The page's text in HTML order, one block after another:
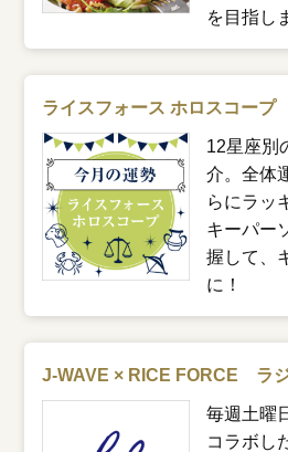
を目指し
ライスフォース ホロスコープ
12星座別
介。全体
らにラッ
キーパー
握して、
に！
J-WAVE × RICE FORCE ラ
毎週土曜
コラボし